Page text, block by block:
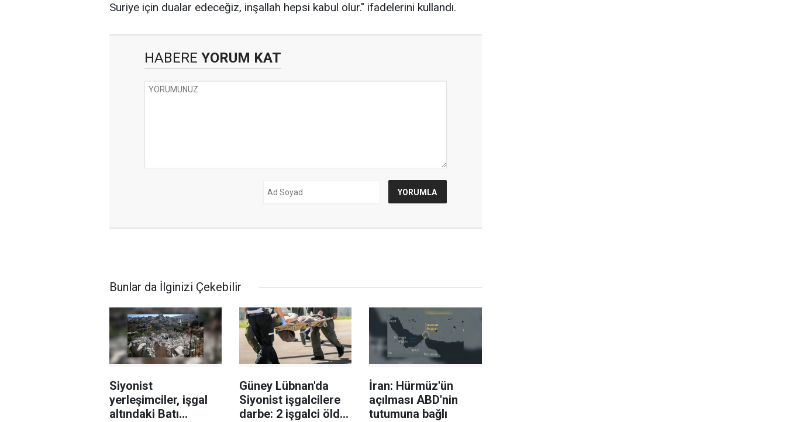
Suriye için dualar edeceğiz, inşallah hepsi kabul olur." ifadelerini kullandı.
HABERE YORUM KAT
Bunlar da İlginizi Çekebilir
Siyonist
yerleşimciler, işgal
altındaki Batı
Güney Lübnan'da
Siyonist işgalcilere
darbe: 2 işgalci öldü,
İran: Hürmüz'ün
açılması ABD'nin
tutumuna bağlı